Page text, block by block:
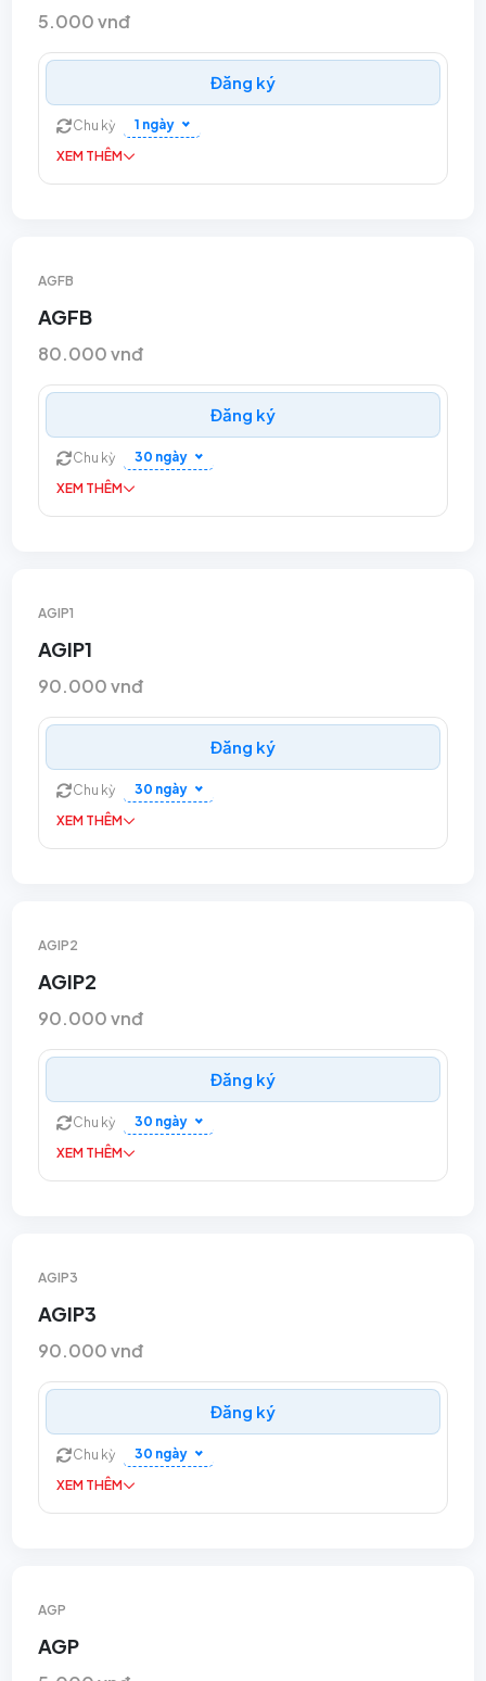
5.000 vnđ
Đăng ký
Chu kỳ
1 ngày
XEM THÊM
AGFB
AGFB
80.000 vnđ
Đăng ký
Chu kỳ
30 ngày
XEM THÊM
AGIP1
AGIP1
90.000 vnđ
Đăng ký
Chu kỳ
30 ngày
XEM THÊM
AGIP2
AGIP2
90.000 vnđ
Đăng ký
Chu kỳ
30 ngày
XEM THÊM
AGIP3
AGIP3
90.000 vnđ
Đăng ký
Chu kỳ
30 ngày
XEM THÊM
AGP
AGP